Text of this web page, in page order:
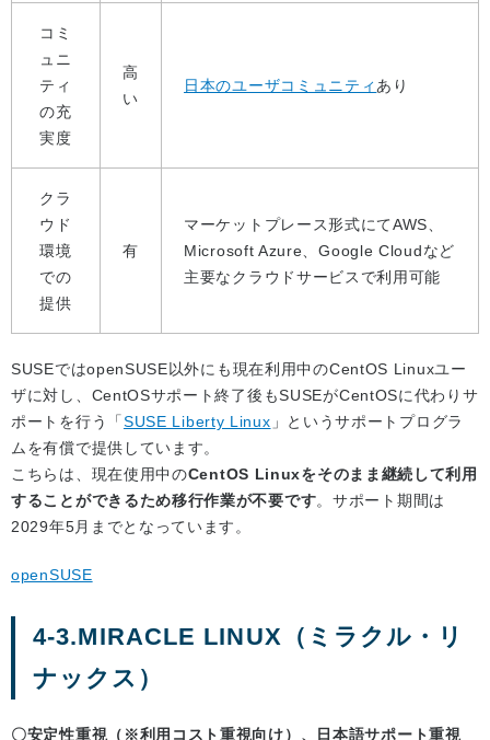
コミ
ュニ
ティ
の充
実度
高
い
日本のユーザコミュニティ あり
クラ
ウド
環境
での
提供
有
マーケットプレース形式にてAWS、
Microsoft Azure、Google Cloudなど
主要なクラウドサービスで利用可能
SUSEではopenSUSE以外にも現在利用中のCentOS Linuxユー
ザに対し、CentOSサポート終了後もSUSEがCentOSに代わりサ
ポートを行う「SUSE Liberty Linux 」というサポートプログラ
ムを有償で提供しています。
こちらは、現在使用中のCentOS Linuxをそのまま継続して利用
することができるため移行作業が不要です。サポート期間は
2029年5月までとなっています。
openSUSE
4-3.MIRACLE LINUX（ミラクル・リ
ナックス）
〇安定性重視（※利用コスト重視向け）、日本語サポート重視